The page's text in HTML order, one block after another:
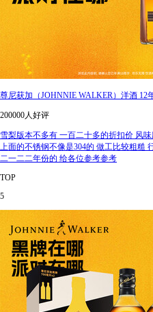
尊尼获加（JOHNNIE WALKER）洋酒 12
200000人好评
雪梨版本不多有 一百二十多的折扣价 风
上面的不锈钢不像是304的 做工比较粗糙
二一二二年份的 给各位参考参考
TOP
5